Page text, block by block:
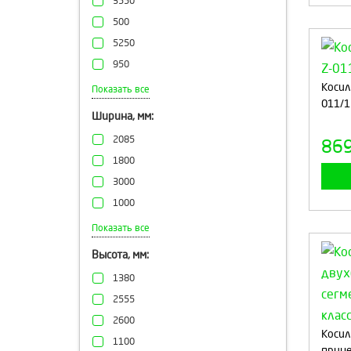
32
20-25
от 60±2 до 80±2
500
5250
950
1350
2500
3000
4600
2600
4055
2700
Показать все
Ширина, мм:
2085
1800
3000
1000
3480
Показать все
Высота, мм:
1380
2555
2600
1100
011/1